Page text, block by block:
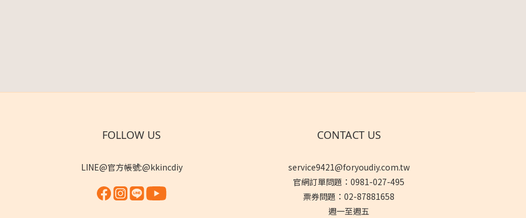
FOLLOW US
LINE@官方帳號:@kkincdiy
CONTACT US
service9421@foryoudiy.com.tw
官網訂單問題：0981-027-495
票券問題：02-87881658
週一至週五